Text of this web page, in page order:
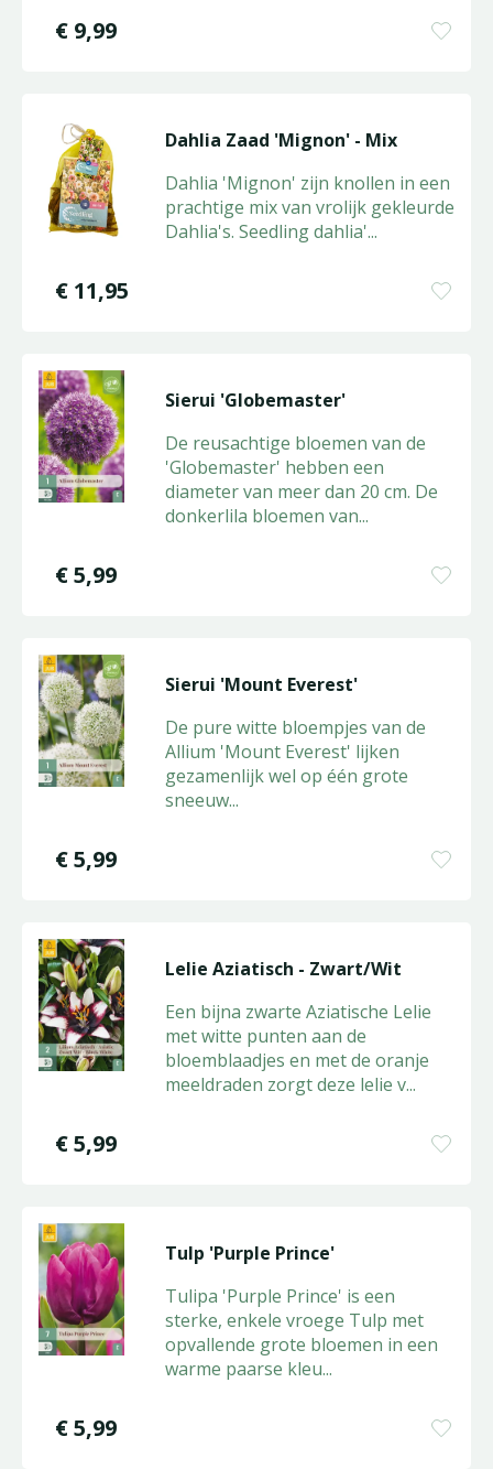
€ 9,99
Dahlia Zaad 'Mignon' - Mix
Dahlia 'Mignon' zijn knollen in een
prachtige mix van vrolijk gekleurde
Dahlia's. Seedling dahlia'...
€ 11,95
Sierui 'Globemaster'
De reusachtige bloemen van de
'Globemaster' hebben een
diameter van meer dan 20 cm. De
donkerlila bloemen van...
€5,99
Sierui 'Mount Everest'
De pure witte bloempjes van de
Allium 'Mount Everest' lijken
gezamenlijk wel op één grote
sneeuw...
€5,99
Lelie Aziatisch - Zwart/Wit
Een bijna zwarte Aziatische Lelie
met witte punten aan de
bloemblaadjes en met de oranje
meeldraden zorgt deze lelie v...
€5,99
Tulp 'Purple Prince'
Tulipa 'Purple Prince' is een
sterke, enkele vroege Tulp met
opvallende grote bloemen in een
warme paarse kleu...
€5,99